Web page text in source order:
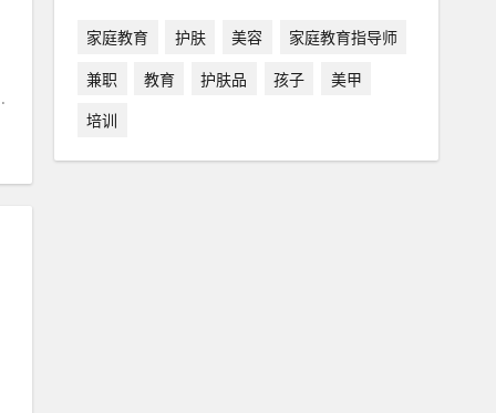
家庭教育 护肤 美容
家庭教育指导师
兼职
教育 护肤品 孩子
美甲
培训